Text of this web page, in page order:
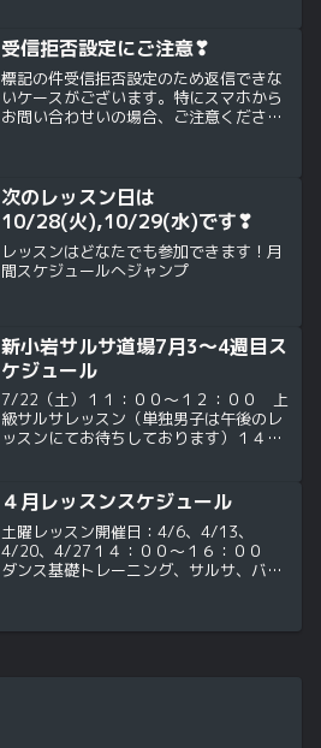
受信拒否設定にご注意❣
標記の件受信拒否設定のため返信できな
いケースがございます。特にスマホから
お問い合わせいの場合、ご注意くださ
次のレッスン日は
10/28(火),10/29(水)です❣
レッスンはどなたでも参加できます！月
間スケジュールへジャンプ
新小岩サルサ道場7月3～4週目ス
ケジュール
7/22（土）１１：００～１２：００ 上
級サルサレッスン（単独男子は午後のレ
ッスンにてお待ちしております）１４：
９：００～２０：１５ ダンス基礎トレ
ーニング、サルサ...
４月レッスンスケジュール
土曜レッスン開催日：4/6、4/13、
4/20、4/27１４：００～１６：００
ダンス基礎トレーニング、サルサ、バチ
曜クラスは午前・午後ともに費：１００